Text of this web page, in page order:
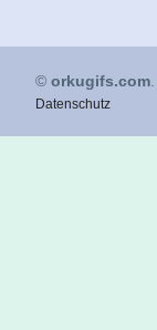
© orkugifs.com
Datenschutz